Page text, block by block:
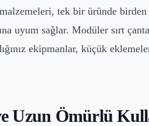
tek bir üründe
uyum sağlar. Modüler sırt
ekipmanlar, küçük
Uzun Ömürlü